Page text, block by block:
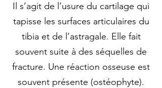
Il s’agit de l’usure du cartilage qui
tapisse les surfaces articulaires du
tibia et de l’astragale. Elle fait
souvent suite à des séquelles de
fracture. Une réaction osseuse est
souvent présente (ostéophyte).